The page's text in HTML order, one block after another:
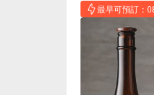
最早可預訂：